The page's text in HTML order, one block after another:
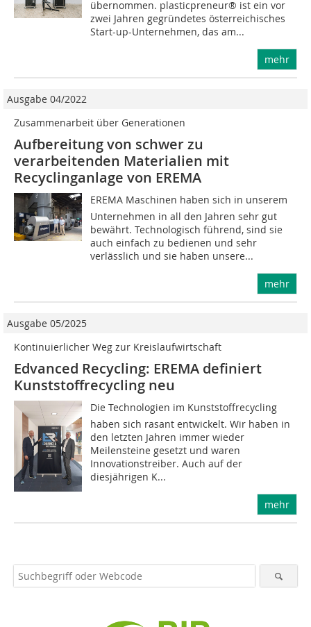
übernommen. plasticpreneur® ist ein vor
zwei Jahren gegründetes österreichisches
Start-up-Unternehmen, das am...
mehr
Ausgabe 04/2022
Zusammenarbeit über Generationen
Aufbereitung von schwer zu
verarbeitenden Materialien mit
Recyclinganlage von EREMA
EREMA Maschinen haben sich in unserem
Unternehmen in all den Jahren sehr gut
bewährt. Technologisch führend, sind sie
auch einfach zu bedienen und sehr
verlässlich und sie haben unsere...
mehr
Ausgabe 05/2025
Kontinuierlicher Weg zur Kreislaufwirtschaft
Edvanced Recycling: EREMA definiert
Kunststoffrecycling neu
Die Technologien im Kunststoffrecycling
haben sich rasant entwickelt. Wir haben in
den letzten Jahren immer wieder
Meilensteine gesetzt und waren
Innovationstreiber. Auch auf der
diesjährigen K...
mehr